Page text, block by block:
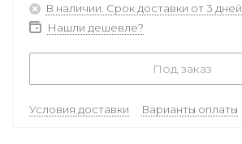
В наличии. Срок доставки от 3 дней
Нашли дешевле?
Под заказ
Условия доставки Варианты оплаты